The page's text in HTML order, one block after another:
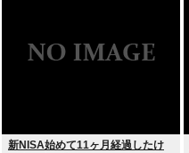
新NISA始めて11ヶ月経過したけ